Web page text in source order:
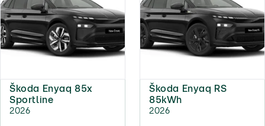
Škoda Enyaq 85x
Sportline
2026
Škoda Enyaq RS
85kWh
2026